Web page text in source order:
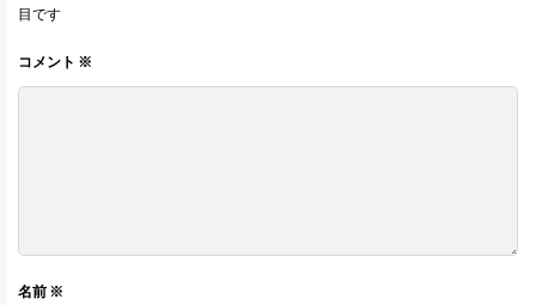
目です
コメント ※
名前 ※